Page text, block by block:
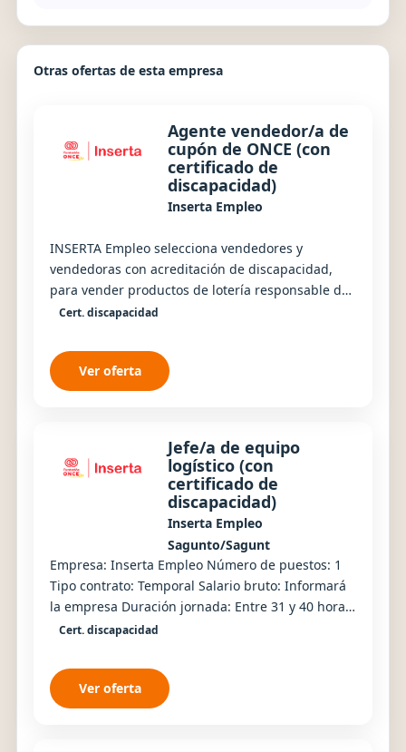
Otras ofertas de esta empresa
Agente vendedor/a de
cupón de ONCE (con
certificado de
discapacidad)
Inserta Empleo
INSERTA Empleo selecciona vendedores y
vendedoras con acreditación de discapacidad,
para vender productos de lotería responsable de
la ONCE en la provincia de Valencia. Se buscan
Cert. discapacidad
Ver oferta
Jefe/a de equipo
logístico (con
certificado de
discapacidad)
Inserta Empleo
Sagunto/Sagunt
Empresa: Inserta Empleo Número de puestos: 1
Tipo contrato: Temporal Salario bruto: Informará
la empresa Duración jornada: Entre 31 y 40 horas
Turno/Jornada: Turnos rotativos
Cert. discapacidad
Ver oferta